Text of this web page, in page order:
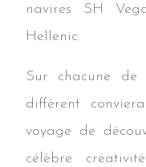
navires SH
Hellenic.
Sur chacune de
différent
voyage de
célèbre